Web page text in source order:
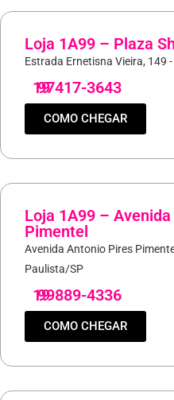
Loja 1A99 – Plaza
Estrada Ernetisna Vieira, 149
19
97417-3643
COMO CHEGAR
Loja 1A99 –
Pimentel
Avenida Antonio Pires
Paulista/SP
19
99889-4336
COMO CHEGAR